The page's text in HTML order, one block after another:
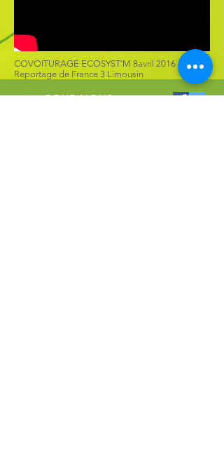
COVOITURAGE ECOSYST'M 8avril 2016
Reportage de France 3 Limousin
POUR NOUS